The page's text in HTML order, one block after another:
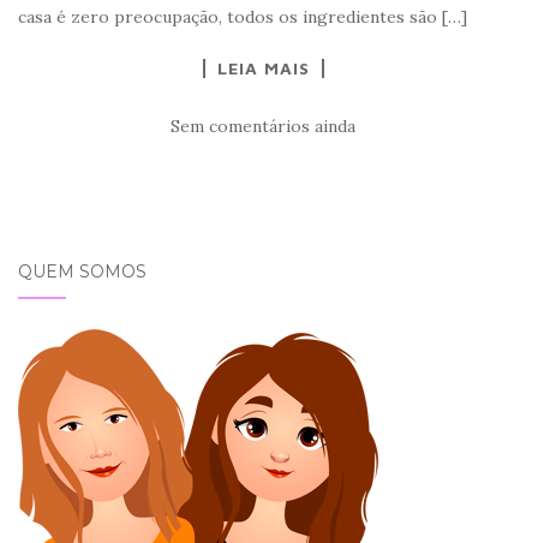
casa é zero preocupação, todos os ingredientes são […]
LEIA MAIS
Sem comentários ainda
QUEM SOMOS